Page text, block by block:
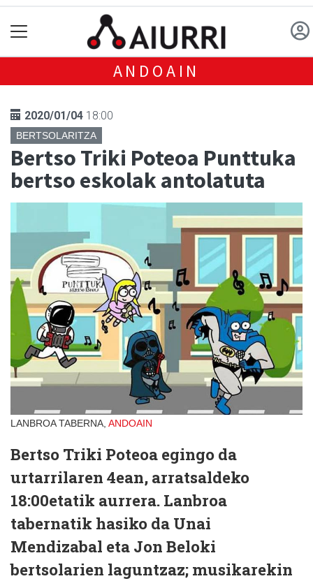
ANDOAIN
2020/01/04 18:00
BERTSOLARITZA
Bertso Triki Poteoa Punttuka
bertso eskolak antolatuta
LANBROA TABERNA, ANDOAIN
Bertso Triki Poteoa egingo da
urtarrilaren 4ean, arratsaldeko
18:00etatik aurrera. Lanbroa
tabernatik hasiko da Unai
Mendizabal eta Jon Beloki
bertsolarien laguntzaz; musikarekin